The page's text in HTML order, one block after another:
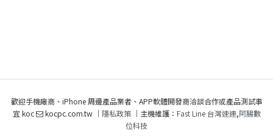
歡迎手機廠商、iPhone 周邊產品業者、APP軟體開發商洽談合作或產品測試事
宜 koc
kocpc.com.tw ｜ 隱私政策｜主機維護： Fast Line 台灣速連,阿腸數
位科技